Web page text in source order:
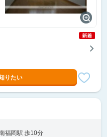
りたい
福岡駅 歩10分